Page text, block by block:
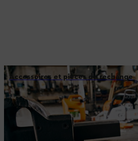
Accessoires et pièces de rechange